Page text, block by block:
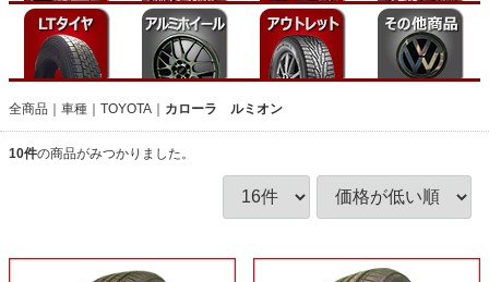
全商品 車種 TOYOTA カローラ ルミオン
10件の商品がみつかりました。